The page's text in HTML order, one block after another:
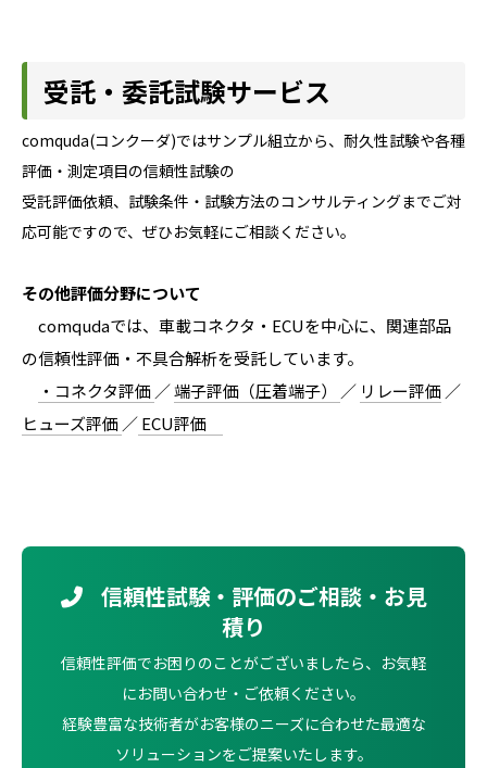
受託・委託試験サービス
comquda(コンクーダ)ではサンプル組立から、耐久性試験や各種
評価・測定項目の信頼性試験の
受託評価依頼、試験条件・試験方法のコンサルティングまでご対
応可能ですので、ぜひお気軽にご相談ください。
その他評価分野について
comqudaでは、車載コネクタ・ECUを中心に、関連部品
の信頼性評価・不具合解析を受託しています。
・コネクタ評価 ／端子評価（圧着端子） ／ リレー評価 ／
ヒューズ評価 ／ECU評価
信頼性試験・評価のご相談・お見
積り
信頼性評価でお困りのことがございましたら、お気軽
にお問い合わせ・ご依頼ください。
経験豊富な技術者がお客様のニーズに合わせた最適な
ソリューションをご提案いたします。